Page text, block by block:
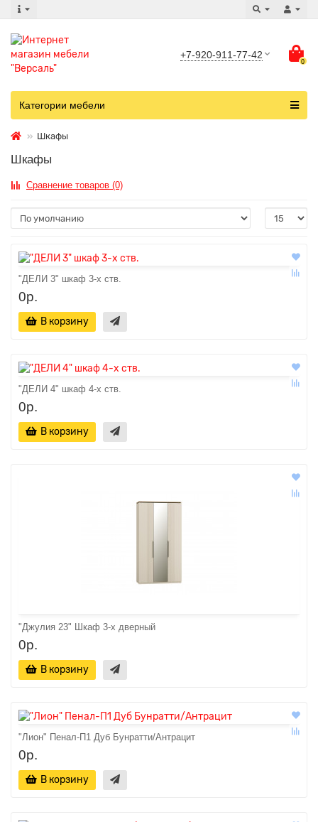
+7-920-911-77-42
0
Категории мебели
Шкафы
Шкафы
Сравнение товаров (0)
"ДЕЛИ 3" шкаф 3-х ств.
0р.
В корзину
"ДЕЛИ 4" шкаф 4-х ств.
0р.
В корзину
"Джулия 23" Шкаф 3-х дверный
0р.
В корзину
"Лион" Пенал-П1 Дуб Бунратти/Антрацит
0р.
В корзину